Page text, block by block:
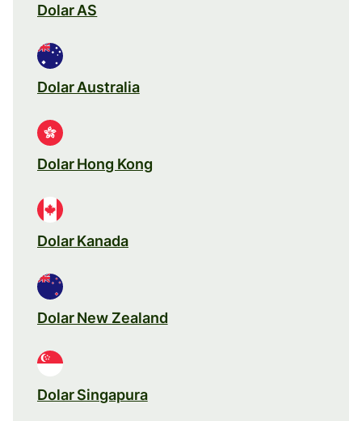
Dolar AS
Dolar Australia
Dolar Hong Kong
Dolar Kanada
Dolar New Zealand
Dolar Singapura